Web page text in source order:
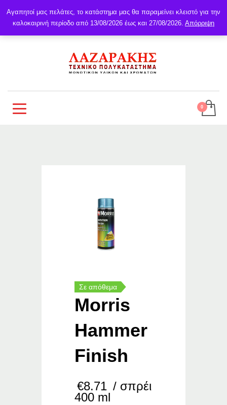
Σε απόθεμα
Morris
Hammer
Finish
€8.71 / σπρέι
400 ml
Αγαπητοί μας πελάτες, το κατάστημα μας θα παραμείνει κλειστό για την
καλοκαιρινή περίοδο από 13/08/2026 έως και 27/08/2026. Απόρριψη